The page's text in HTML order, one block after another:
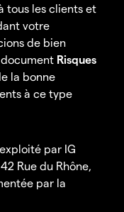
tous les clients et
votre
de bien
Risques
la bonne
à ce type
par IG
Rue du Rhône,
par la